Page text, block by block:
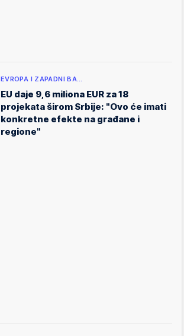
EVROPA I ZAPADNI BA…
EU daje 9,6 miliona EUR za 18
projekata širom Srbije: "Ovo će imati
konkretne efekte na građane i
regione"